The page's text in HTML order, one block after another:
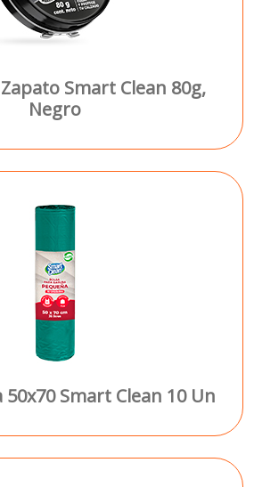
Smart Clean 80g,
Negro
50x70 Smart Clean 10 Un